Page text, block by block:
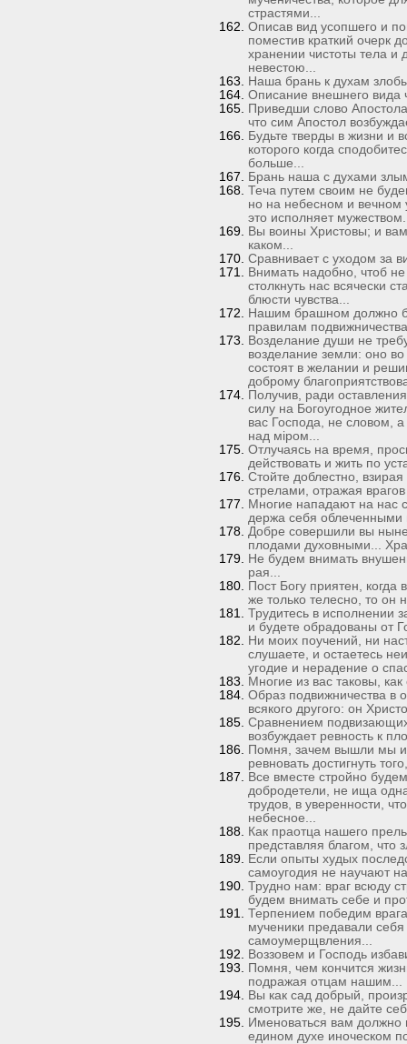
страстями...
Описав вид усопшего и
поместив краткий очерк
хранении чистоты тела и
невестою...
Наша брань к духам
Описание внешнего вида
Приведши слово
что сим Апостол
Будьте тверды в жизни и
которого когда
больше...
Брань наша с духами
Теча путем своим не
но на небесном и вечном
это исполняет
Вы воины Христовы; и
каком...
Сравнивает с уходом за
Внимать надобно, чтоб не
столкнуть нас всячески
блюсти чувства...
Нашим брашном должно
правилам
Возделание души не
возделание земли: оно
состоят в желании и
доброму
Получив, ради
силу на Богоугодное
вас Господа, не словом,
над мiром...
Отлучаясь на время,
действовать и жить по
Стойте доблестно,
стрелами, отражая
Многие нападают на нас
держа себя облеченными
Добре совершили вы
плодами духовными...
Не будем внимать
рая...
Пост Богу приятен,
же только телесно, то он
Трудитесь в исполнении
и будете обрадованы от
Ни моих поучений, ни
слушаете, и остаетесь
угодие и нерадение о
Многие из вас таковы,
Образ подвижничества в
всякого другого: он
Сравнением
возбуждает ревность к
Помня, зачем вышли мы
ревновать достигнуть
Все вместе стройно
добродетели, не ища
трудов, в уверенности,
небесное...
Как праотца нашего
представляя благом, что
Если опыты худых
самоугодия не научают
Трудно нам: враг всюду
будем внимать себе и
Терпением победим
мученики предавали
самоумерщвления...
Воззовем и Господь
Помня, чем кончится
подражая отцам нашим...
Вы как сад добрый,
смотрите же, не дайте
Именоваться вам должно
едином духе иноческом